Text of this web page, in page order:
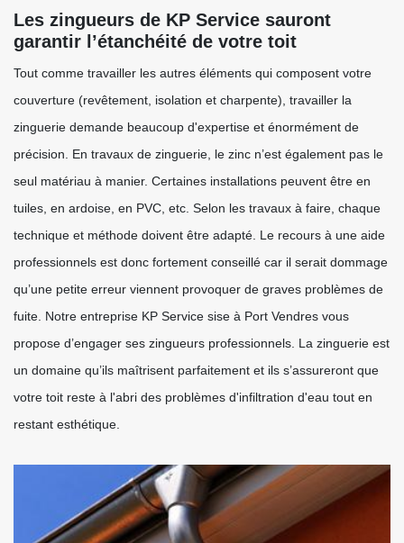
Les zingueurs de KP Service sauront
garantir l’étanchéité de votre toit
Tout comme travailler les autres éléments qui composent votre
couverture (revêtement, isolation et charpente), travailler la
zinguerie demande beaucoup d'expertise et énormément de
précision. En travaux de zinguerie, le zinc n’est également pas le
seul matériau à manier. Certaines installations peuvent être en
tuiles, en ardoise, en PVC, etc. Selon les travaux à faire, chaque
technique et méthode doivent être adapté. Le recours à une aide
professionnels est donc fortement conseillé car il serait dommage
qu’une petite erreur viennent provoquer de graves problèmes de
fuite. Notre entreprise KP Service sise à Port Vendres vous
propose d’engager ses zingueurs professionnels. La zinguerie est
un domaine qu’ils maîtrisent parfaitement et ils s’assureront que
votre toit reste à l'abri des problèmes d'infiltration d'eau tout en
restant esthétique.